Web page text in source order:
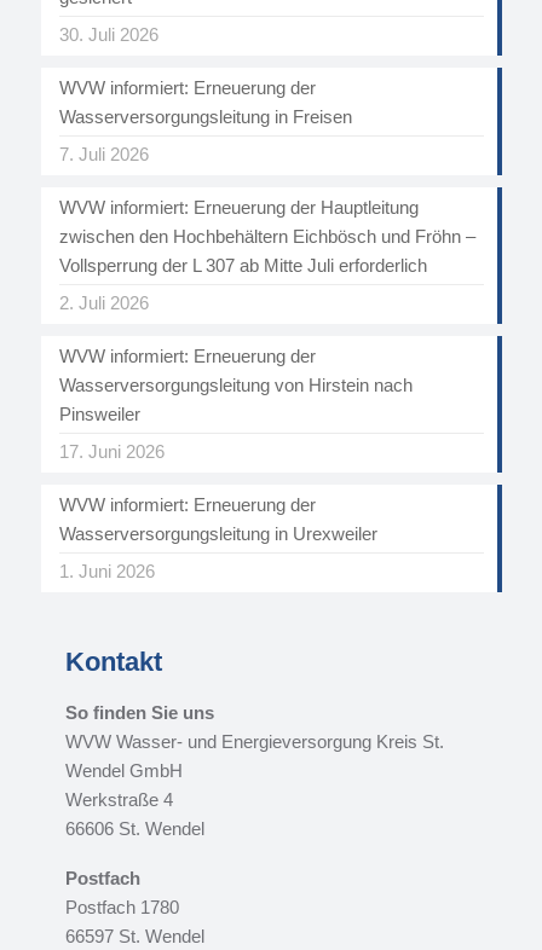
30. Juli 2026
WVW informiert: Erneuerung der
Wasserversorgungsleitung in Freisen
7. Juli 2026
WVW informiert: Erneuerung der Hauptleitung
zwischen den Hochbehältern Eichbösch und Fröhn –
Vollsperrung der L 307 ab Mitte Juli erforderlich
2. Juli 2026
WVW informiert: Erneuerung der
Wasserversorgungsleitung von Hirstein nach
Pinsweiler
17. Juni 2026
WVW informiert: Erneuerung der
Wasserversorgungsleitung in Urexweiler
1. Juni 2026
Kontakt
So finden Sie uns
WVW Wasser- und Energieversorgung Kreis St.
Wendel GmbH
Werkstraße 4
66606 St. Wendel
Postfach
Postfach 1780
66597 St. Wendel